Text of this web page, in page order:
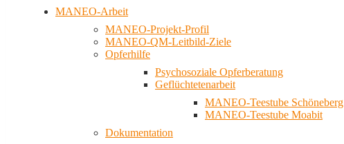
MANEO-Arbeit
MANEO-Projekt-Profil
MANEO-QM-Leitbild-Ziele
Opferhilfe
Psychosoziale Opferberatung
Geflüchtetenarbeit
MANEO-Teestube Schöneberg
MANEO-Teestube Moabit
Dokumentation